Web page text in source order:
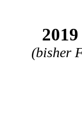
2019
(bisher